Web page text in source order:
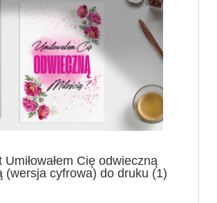
Umiłowałem Cię odwieczną
(wersja cyfrowa) do druku (1)